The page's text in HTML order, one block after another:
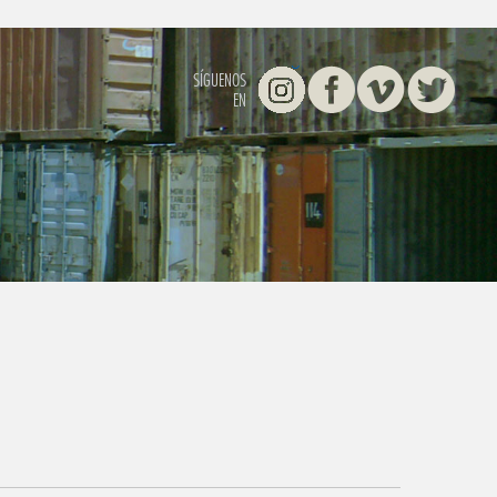
SÍGUENOS
EN
InstagramFacebookVimeoTwitter